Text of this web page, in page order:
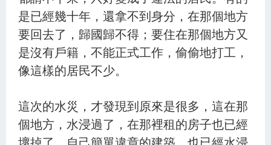
是已經幾十年，還拿不到身分，在那個地方
要回去了，歸國歸不得；要住在那個地方又
是沒有戶籍，不能正式工作，偷偷地打工，
像這樣的居民不少。
這次的水災，才發現到原來是很多，這在那
個地方，水浸過了，在那裡租的房子也已經